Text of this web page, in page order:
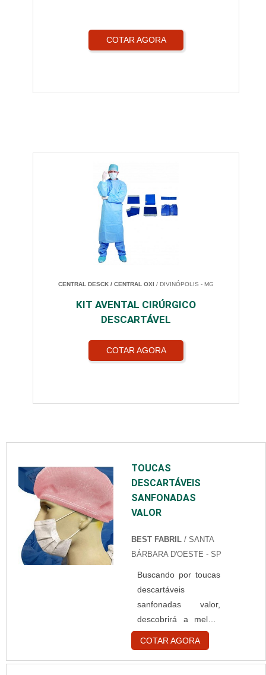
COTAR AGORA
CENTRAL DESCK / CENTRAL OXI / DIVINÓPOLIS - MG
KIT AVENTAL CIRÚRGICO
DESCARTÁVEL
COTAR AGORA
TOUCAS
DESCARTÁVEIS
SANFONADAS
VALOR
BEST FABRIL / SANTA
BÁRBARA D'OESTE - SP
Buscando por toucas
descartáveis
sanfonadas valor,
descobrirá a melhor
empresa do
segmento.
Elaborando um
COTAR AGORA